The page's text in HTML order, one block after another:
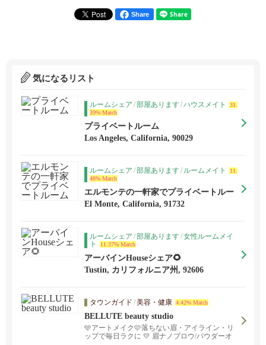
Share
気になるリスト
ルームシェア /部屋あります/ハウスメイト
31.
39% Match
プライベートルーム
Los Angeles, California, 90029
ルームシェア /部屋あります/ ルームメイト
11.
48% Match
エルモンテの一軒家でプライベートルー
ム
El Monte, California, 91732
ルームシェア /部屋あります/女性ルームメイ
ト
11.37% Match
アーバインHouseシェア🌻
Tustin, カリフォルニア州, 92606
タウンガイド /美容・健康 4.42% Match
BELLUTE beauty studio
🩵アートメイク🩷落ちない眉・アイライン・リ
ップで毎日ラクに 💛 眉ナノブロウ/パウダーオ